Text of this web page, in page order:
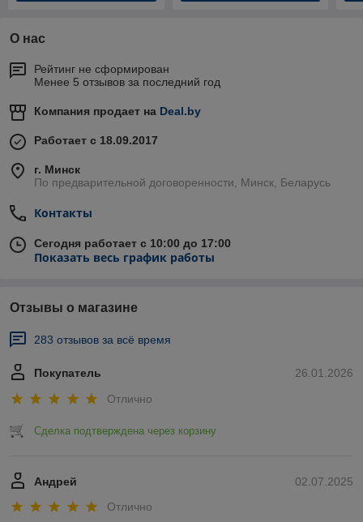
О нас
Рейтинг не сформирован
Менее 5 отзывов за последний год
Компания продает на Deal.by
Работает с 18.09.2017
г. Минск
По предварительной договоренности, Минск, Беларусь
Контакты
Сегодня работает с 10:00 до 17:00
Показать весь график работы
Отзывы о магазине
283 отзывов за всё время
26.01.2026
Покупатель
Отлично
Сделка подтверждена через корзину
02.07.2025
Андрей
Отлично